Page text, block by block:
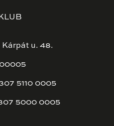
Kárpát u. 48.
5110 0005
5000 0005